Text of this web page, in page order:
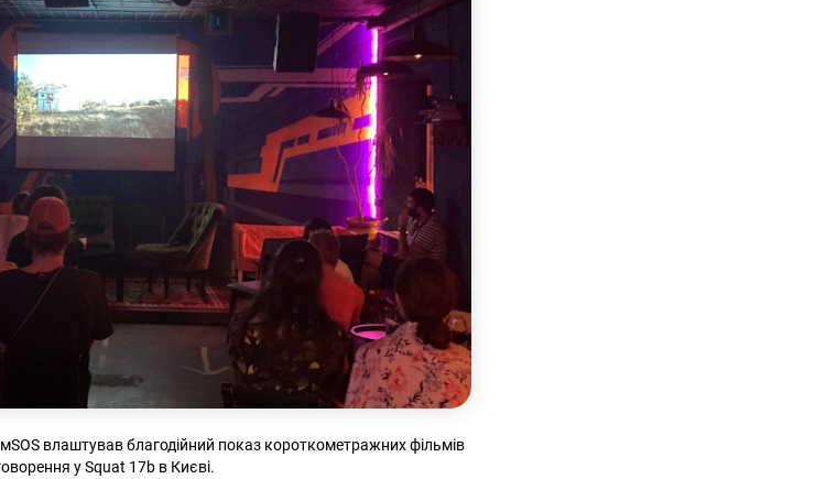
влаштував благодійний показ короткометражних фільмів
у Squat 17b в Києві.